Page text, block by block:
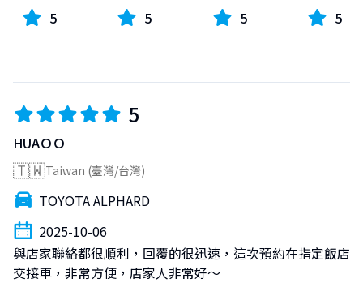
✅ Full Insurance Included
✅ Flexible Pick-up & Drop-off Service
Vehicle pick-up and drop-off are available only at
Omoromachi Station (Yui Rail Monorail).
For Rentals of 2 Nights, 3 Days or More:
We offer FREE pick-up and drop-off service at your
designated location within Naha City.
Please note: Naha Airport cannot be selected as a pick-
up or drop-off location.
5
5
5
5
5
HUAＯＯ
🇹🇼Taiwan (臺灣/台灣)
TOYOTA ALPHARD
2025-10-06
與店家聯絡都很順利，回覆的很迅速，這次預約在指定飯店
交接車，非常方便，店家人非常好～